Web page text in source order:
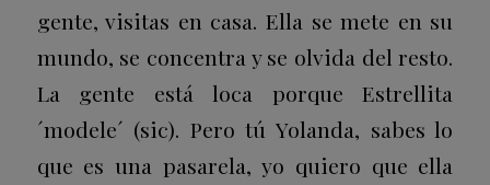
gente, visitas en casa. Ella se mete en su
mundo, se concentra y se olvida del resto.
La gente está loca porque Estrellita
´modele´ (sic). Pero tú Yolanda, sabes lo
que es una pasarela, yo quiero que ella